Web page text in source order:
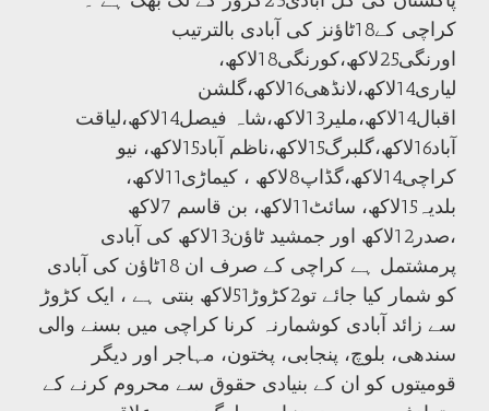
کراچی کے18ٹاؤنز کی آبادی بالترتیب
اورنگی25لاکھ،کورنگی18لاکھ،
لیاری14لاکھ،لانڈھی16لاکھ،گلشن
اقبال14لاکھ،ملیر13لاکھ،شاہ فیصل14لاکھ،لیاقت
آباد16لاکھ،گلبرگ15لاکھ،ناظم آباد15لاکھ، نیو
کراچی14لاکھ،گڈاپ8لاکھ ، کیماڑی11لاکھ،
بلدیہ15لاکھ، سائٹ11لاکھ، بن قاسم 7لاکھ
،صدر12لاکھ اور جمشید ٹاؤن13لاکھ کی آبادی
پرمشتمل ہے کراچی کے صرف ان 18ٹاؤن کی آبادی
کو شمار کیا جائے تو2کڑوڑ51لاکھ بنتی ہے ، ایک کڑوڑ
سے زائد آبادی کوشمارنہ کرنا کراچی میں بسنے والی
سندھی، بلوچ، پنجابی، پختون، مہاجر اور دیگر
قومیتوں کو ان کے بنیادی حقوق سے محروم کرنے کے